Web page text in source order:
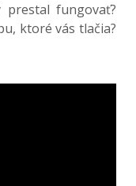
fungovať?
ktoré vás tlačia?